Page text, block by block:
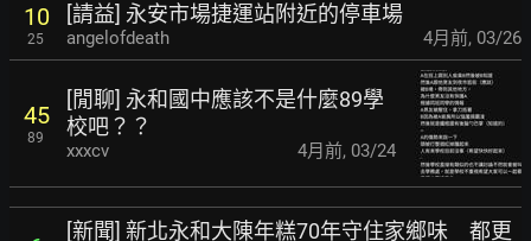
10
25
[請益] 永安市場捷運站附近的停車場
angelofdeath 4月前, 03/26
45
89
[閒聊] 永和國中應該不是什麼89學
校吧？？
xxxcv 4月前, 03/24
[新聞] 新北永和大陳年糕70年守住家鄉味 都更